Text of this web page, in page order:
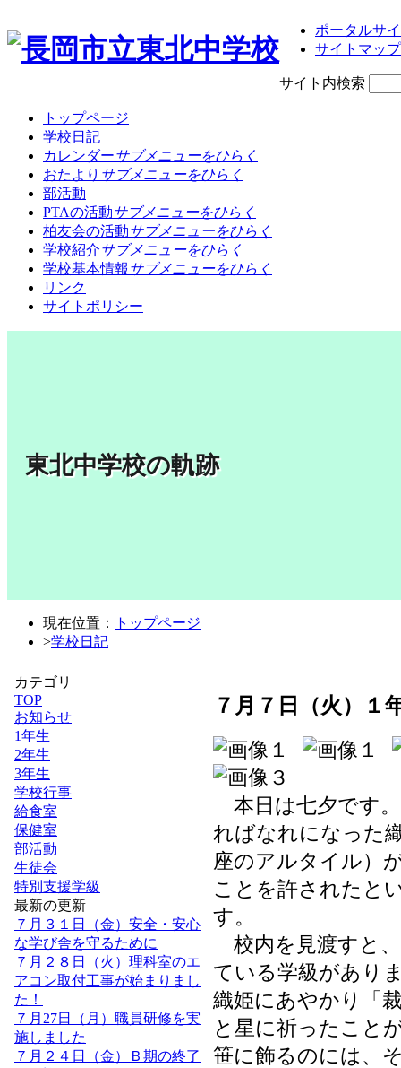
ポータルサ
サイトマップ
サイト内検索
トップページ
学校日記
カレンダーサブメニューをひらく
おたより サブメニューをひらく
部活動
PTAの活動サブメニューをひらく
柏友会の活動サブメニューをひらく
学校紹介サブメニューをひらく
学校基本情報 サブメニューをひらく
リンク
サイトポリシー
東北中学校の軌跡
現在位置：
トップページ
>学校日記